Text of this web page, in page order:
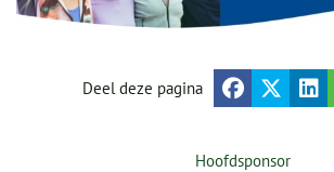
Deel deze pagina
Hoofdsponsor